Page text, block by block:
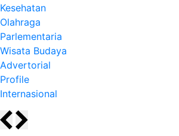
Kesehatan
Olahraga
Parlementaria
Wisata Budaya
Advertorial
Profile
Internasional